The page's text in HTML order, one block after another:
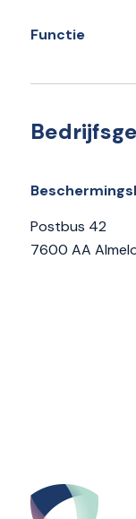
Functie
Postbus 42
7600 AA